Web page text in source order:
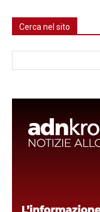
Cerca nel sito